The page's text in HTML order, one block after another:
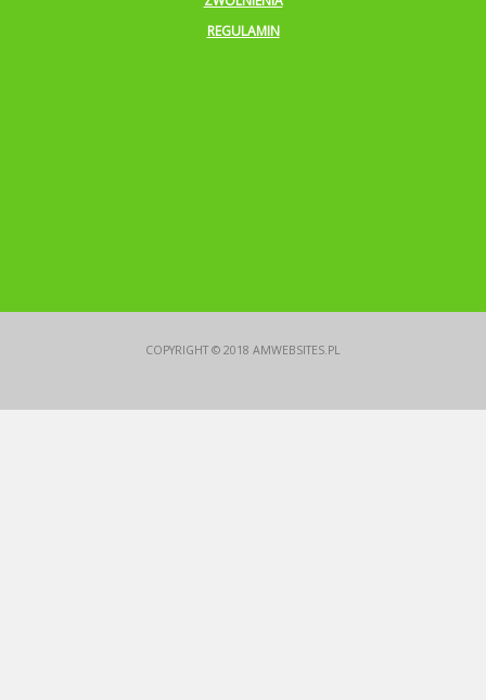
REGULAMIN
COPYRIGHT © 2018 AMWEBSITES.PL